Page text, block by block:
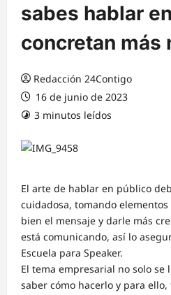
sabes hablar
concretan más
Redacción 24Contigo
16 de junio de 2023
3 minutos leídos
El arte de hablar en público
cuidadosa, tomando
bien el mensaje y darle más
está comunicando, así lo
Escuela para Speaker.
El tema empresarial no solo se
saber cómo hacerlo y para